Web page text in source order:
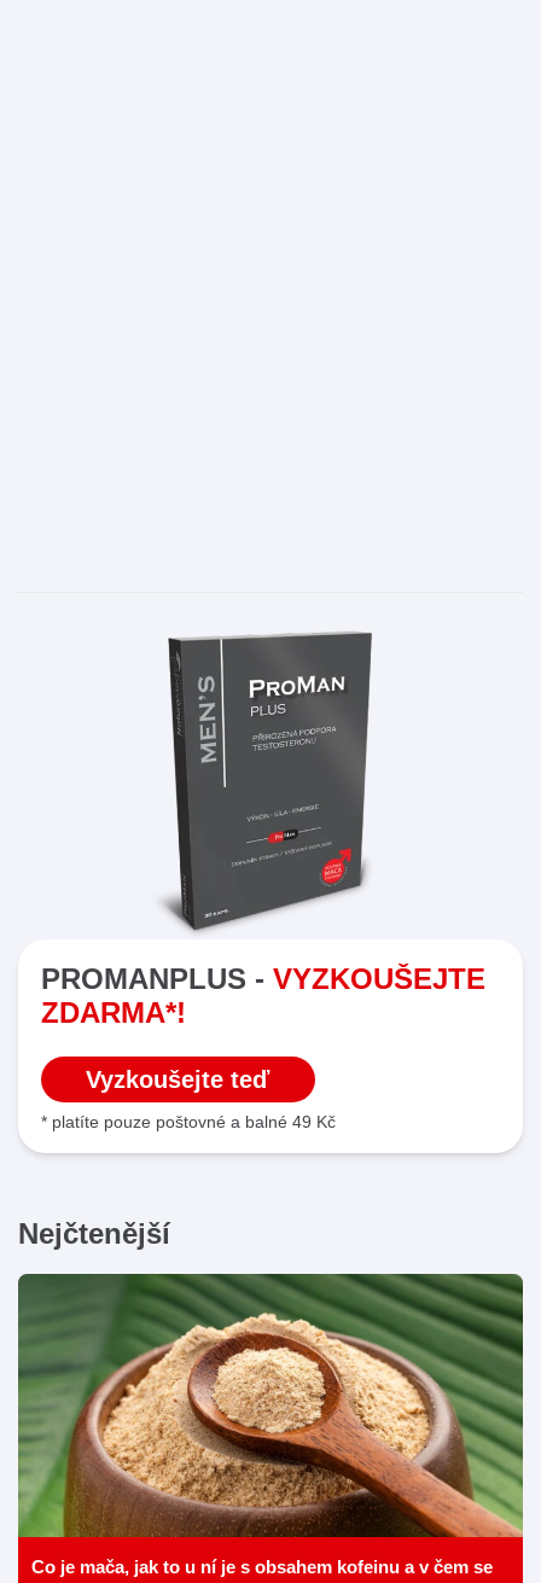
PROMANPLUS - VYZKOUŠEJTE
ZDARMA*!
Vyzkoušejte teď
* platíte pouze poštovné a balné 49 Kč
Nejčtenější
Co je mača, jak to u ní je s obsahem kofeinu a v čem se